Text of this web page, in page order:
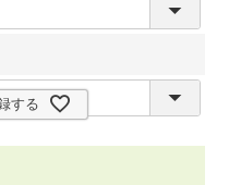
する